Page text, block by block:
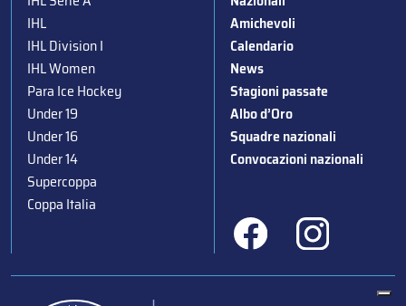
IHL
IHL Division I
IHL Women
Para Ice Hockey
Under 19
Under 16
Under 14
Supercoppa
Coppa Italia
Amichevoli
Calendario
News
Stagioni passate
Albo d’Oro
Squadre nazionali
Convocazioni nazionali